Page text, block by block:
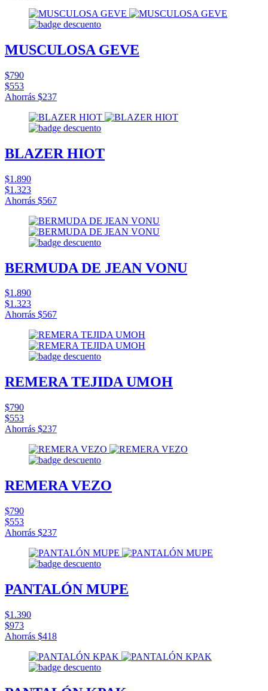
MUSCULOSA GEVE
$790
$553
Ahorrás $237
BLAZER HIOT
$1.890
$1.323
Ahorrás $567
BERMUDA DE JEAN VONU
$1.890
$1.323
Ahorrás $567
REMERA TEJIDA UMOH
$790
$553
Ahorrás $237
REMERA VEZO
$790
$553
Ahorrás $237
PANTALÓN MUPE
$1.390
$973
Ahorrás $418